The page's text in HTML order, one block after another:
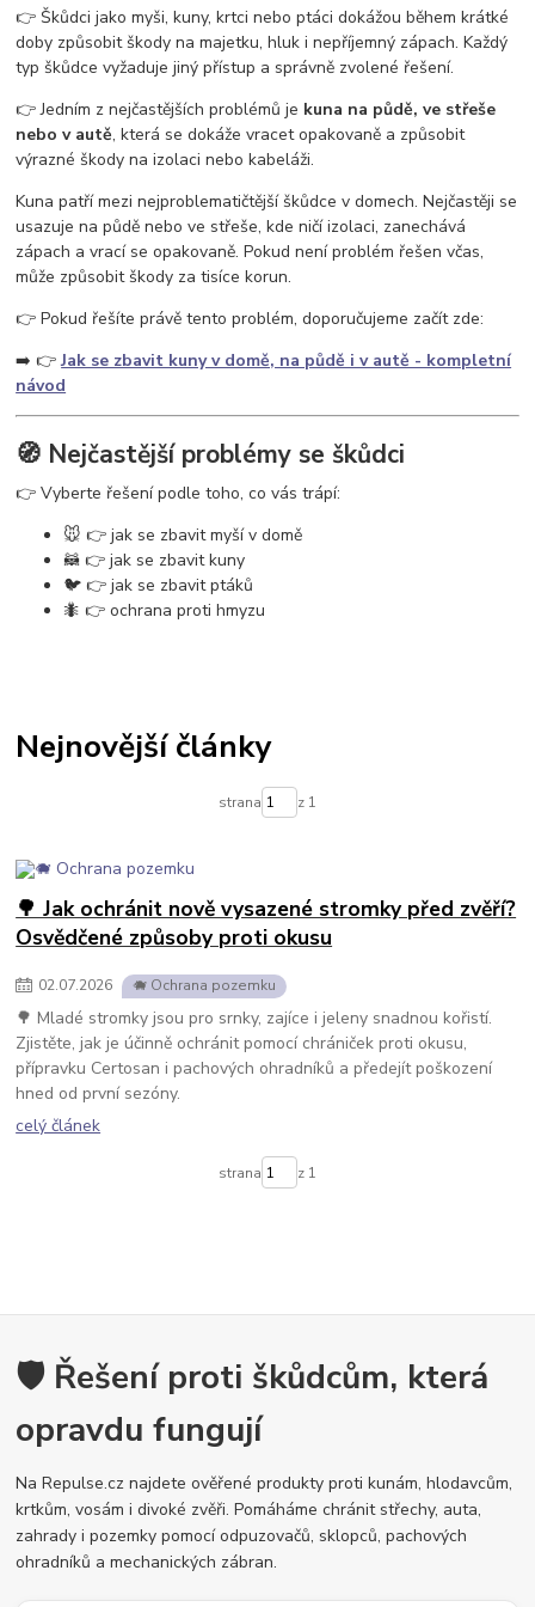
vosy v pergole
ochrana proti vosám
jak se zbavit vosího hnízda
odpuzovač vos
past na vosy
létající hmyz vosy v domě vosy ve střeše
👉 Škůdci jako myši, kuny, krtci nebo ptáci dokážou během krátké
doby způsobit škody na majetku, hluk i nepříjemný zápach. Každý
typ škůdce vyžaduje jiný přístup a správně zvolené řešení.
👉 Jedním z nejčastějších problémů je kuna na půdě, ve střeše
nebo v autě, která se dokáže vracet opakovaně a způsobit
výrazné škody na izolaci nebo kabeláži.
Kuna patří mezi nejproblematičtější škůdce v domech. Nejčastěji se
usazuje na půdě nebo ve střeše, kde ničí izolaci, zanechává
zápach a vrací se opakovaně. Pokud není problém řešen včas,
může způsobit škody za tisíce korun.
👉 Pokud řešíte právě tento problém, doporučujeme začít zde:
➡️ 👉Jak se zbavit kuny v domě, na půdě i v autě - kompletní
návod
🧭 Nejčastější problémy se škůdci
👉 Vyberte řešení podle toho, co vás trápí:
🐭 👉 jak se zbavit myší v domě
🦝 👉 jak se zbavit kuny
🐦 👉 jak se zbavit ptáků
🐜 👉 ochrana proti hmyzu
Nejnovější články
strana z 1
🌳 Jak ochránit nově vysazené stromky před zvěří?
Osvědčené způsoby proti okusu
02.07.2026 🐗 Ochrana pozemku
🌳 Mladé stromky jsou pro srnky, zajíce i jeleny snadnou kořistí.
Zjistěte, jak je účinně ochránit pomocí chrániček proti okusu,
přípravku Certosan i pachových ohradníků a předejít poškození
hned od první sezóny.
celý článek
strana z 1
🛡️ Řešení proti škůdcům, která
opravdu fungují
Na Repulse.cz najdete ověřené produkty proti kunám, hlodavcům,
krtkům, vosám i divoké zvěři. Pomáháme chránit střechy, auta,
zahrady i pozemky pomocí odpuzovačů, sklopců, pachových
ohradníků a mechanických zábran.